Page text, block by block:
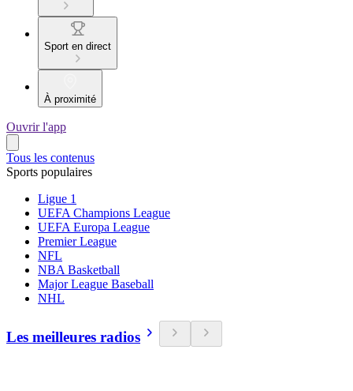
Sport en direct
À proximité
Ouvrir l'app
Tous les contenus
Sports populaires
Ligue 1
UEFA Champions League
UEFA Europa League
Premier League
NFL
NBA Basketball
Major League Baseball
NHL
Les meilleures radios